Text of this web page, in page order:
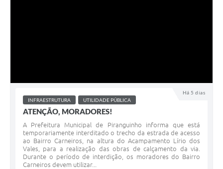
Há 5 dias
INFRAESTRUTURA UTILIDADE PÚBLICA
ATENÇÃO, MORADORES!
A Prefeitura Municipal de Piranguinho informa que está
temporariamente interditado o trecho da estrada de acesso
ao Bairro Carneiros, na altura do Acampamento Lírio dos
Vales, para a realização das obras de calçamento da via.
Durante o período de interdição, os moradores do Bairro
Carneiros devem utilizar...